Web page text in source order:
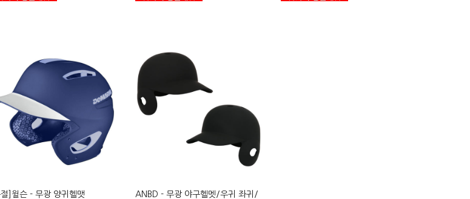
절]윌슨 - 무광 양귀헬맷
ANBD - 무광 야구헬멧/우귀 좌귀/